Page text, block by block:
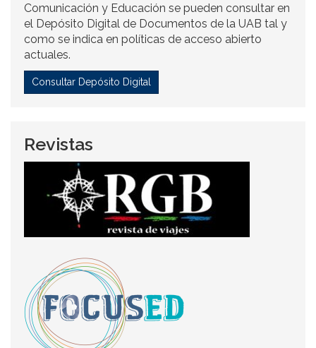
Comunicación y Educación se pueden consultar en
el Depósito Digital de Documentos de la UAB tal y
como se indica en políticas de acceso abierto
actuales.
Consultar Depósito Digital
Revistas